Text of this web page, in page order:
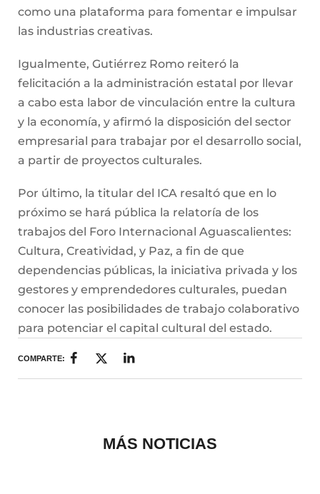
como una plataforma para fomentar e impulsar
las industrias creativas.
Igualmente, Gutiérrez Romo reiteró la
felicitación a la administración estatal por llevar
a cabo esta labor de vinculación entre la cultura
y la economía, y afirmó la disposición del sector
empresarial para trabajar por el desarrollo social,
a partir de proyectos culturales.
Por último, la titular del ICA resaltó que en lo
próximo se hará pública la relatoría de los
trabajos del Foro Internacional Aguascalientes:
Cultura, Creatividad, y Paz, a fin de que
dependencias públicas, la iniciativa privada y los
gestores y emprendedores culturales, puedan
conocer las posibilidades de trabajo colaborativo
para potenciar el capital cultural del estado.
COMPARTE:
MÁS NOTICIAS